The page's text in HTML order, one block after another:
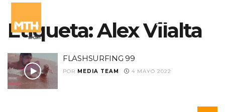
Etiqueta:Alex Vilalta
FLASHSURFING 99
POR MEDIA TEAM 4 MAYO 2022